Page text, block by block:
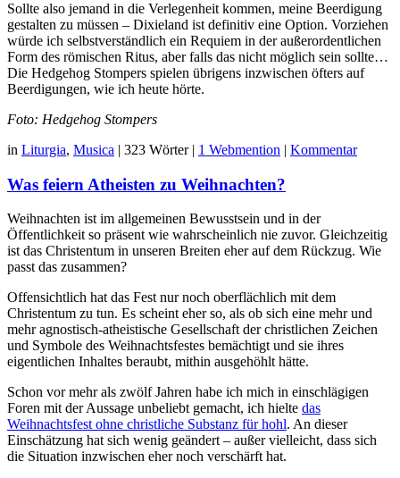
Sollte also jemand in die Verlegenheit kommen, meine Beerdigung
gestalten zu müssen – Dixieland ist definitiv eine Option. Vorziehen
würde ich selbstverständlich ein Requiem in der außerordentlichen
Form des römischen Ritus, aber falls das nicht möglich sein sollte…
Die Hedgehog Stompers spielen übrigens inzwischen öfters auf
Beerdigungen, wie ich heute hörte.
Foto: Hedgehog Stompers
in Liturgia, Musica | 323 Wörter | 1 Webmention | Kommentar
Was feiern Atheisten zu Weihnachten?
Weihnachten ist im allgemeinen Bewusstsein und in der
Öffentlichkeit so präsent wie wahrscheinlich nie zuvor. Gleichzeitig
ist das Christentum in unseren Breiten eher auf dem Rückzug. Wie
passt das zusammen?
Offensichtlich hat das Fest nur noch oberflächlich mit dem
Christentum zu tun. Es scheint eher so, als ob sich eine mehr und
mehr agnostisch-atheistische Gesellschaft der christlichen Zeichen
und Symbole des Weihnachtsfestes bemächtigt und sie ihres
eigentlichen Inhaltes beraubt, mithin ausgehöhlt hätte.
Schon vor mehr als zwölf Jahren habe ich mich in einschlägigen
Foren mit der Aussage unbeliebt gemacht, ich hielte das
Weihnachtsfest ohne christliche Substanz für hohl. An dieser
Einschätzung hat sich wenig geändert – außer vielleicht, dass sich
die Situation inzwischen eher noch verschärft hat.